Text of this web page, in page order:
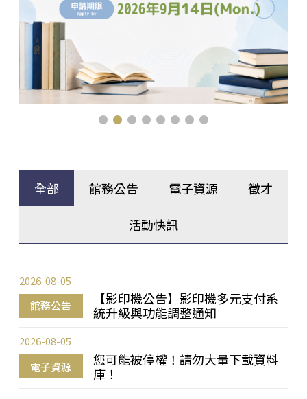
全部 館務公告 電子資源 徵才
活動快訊
館務公告
【影印機公告】影印機多元支付系
統升級與功能調整通知
2026-08-05
電子資源
您可能被停權！請勿大量下載資料
庫！
2026-08-05